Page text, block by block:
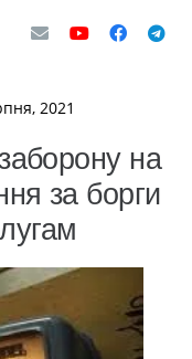
2021
на
за борги